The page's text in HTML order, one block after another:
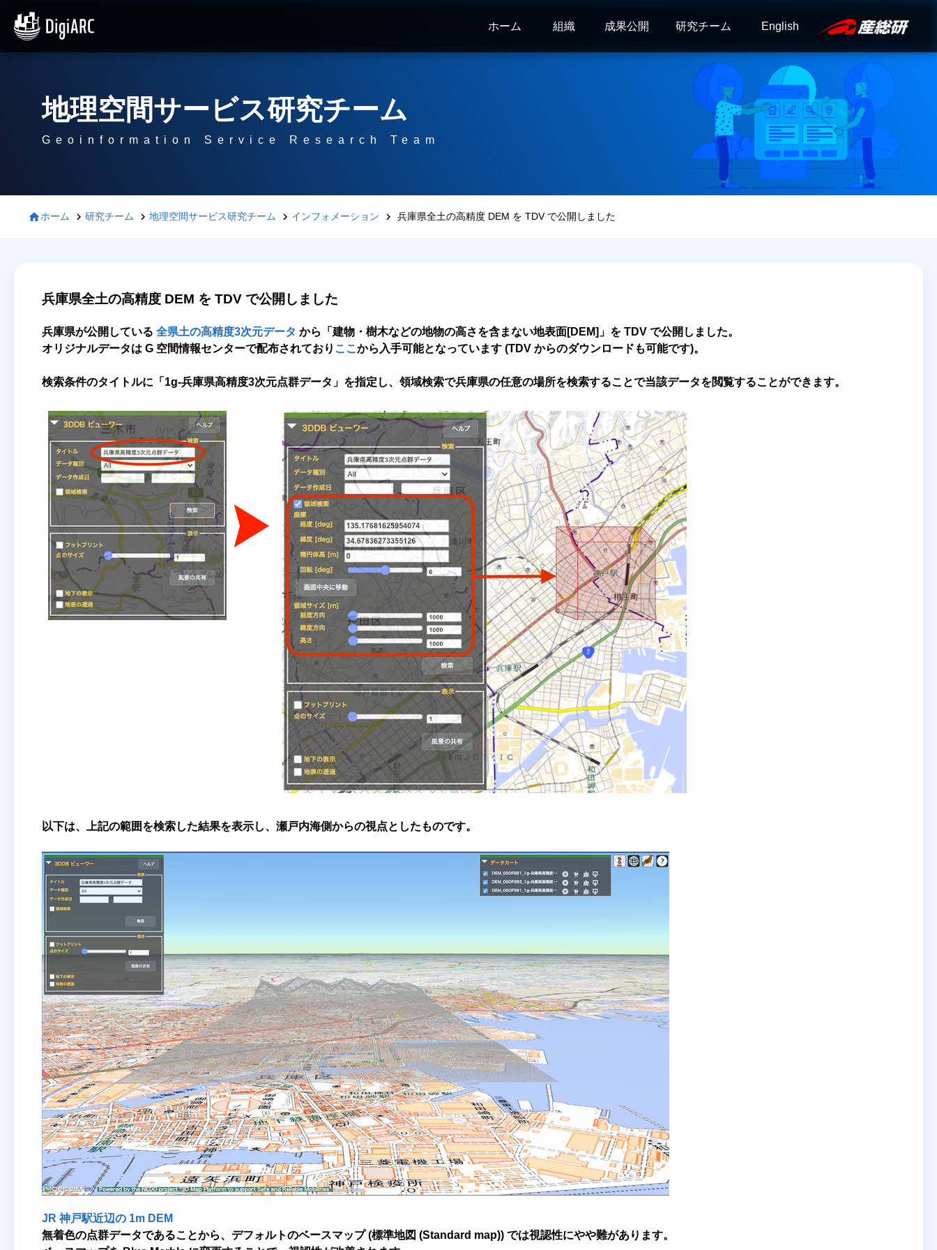
ホーム 組織 成果公開 研究チーム English
地理空間サービス研究チーム
Geoinformation Service Research Team
ホーム 研究チーム 地理空間サービス研究チーム インフォメーション 兵庫県全土の高精度 DEM を TDV で公開しました
兵庫県全土の高精度 DEM を TDV で公開しました
兵庫県が公開している 全県土の高精度3次元データ から「建物・樹木などの地物の高さを含まない地表面[DEM]」を TDV で公開しました。
オリジナルデータは G 空間情報センターで配布されており ここ から入手可能となっています (TDV からのダウンロードも可能です)。
検索条件のタイトルに「1g-兵庫県高精度3次元点群データ」を指定し、領域検索で兵庫県の任意の場所を検索することで当該データを閲覧することができます。
以下は、上記の範囲を検索した結果を表示し、瀬戸内海側からの視点としたものです。
JR 神戸駅近辺の 1m DEM
無着色の点群データであることから、デフォルトのベースマップ (標準地図 (Standard map)) では視認性にやや難があります。